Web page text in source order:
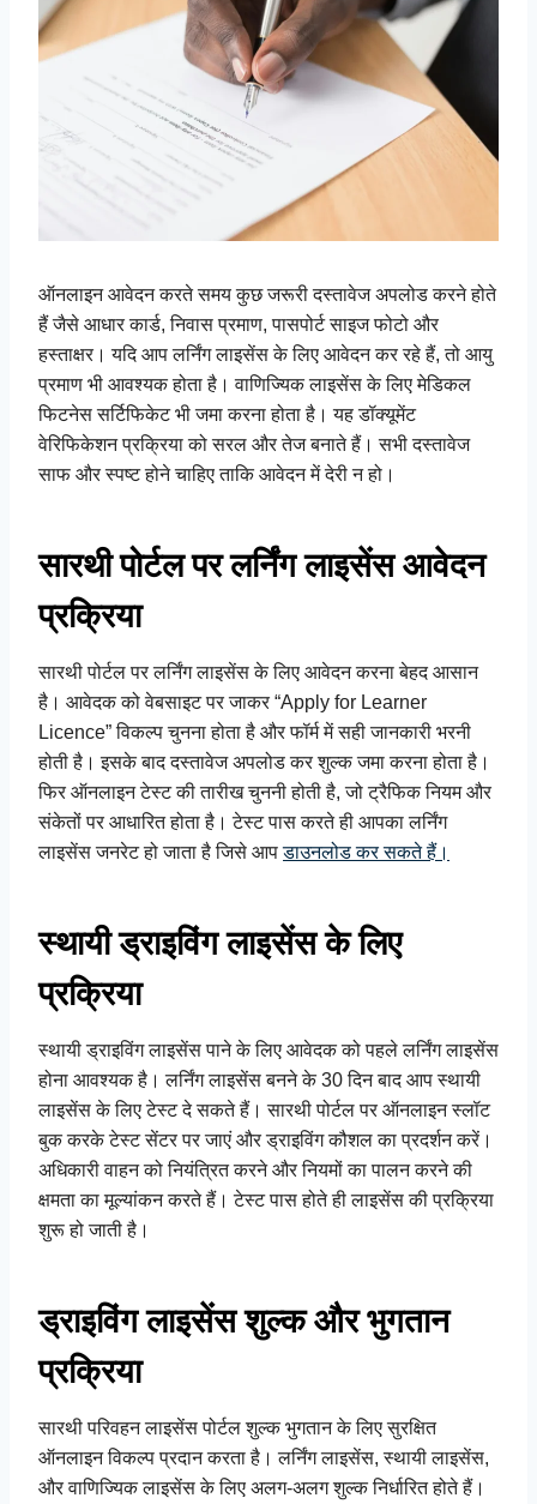
ऑनलाइन आवेदन करते समय कुछ जरूरी दस्तावेज अपलोड करने होते
हैं जैसे आधार कार्ड, निवास प्रमाण, पासपोर्ट साइज फोटो और
हस्ताक्षर। यदि आप लर्निंग लाइसेंस के लिए आवेदन कर रहे हैं, तो आयु
प्रमाण भी आवश्यक होता है। वाणिज्यिक लाइसेंस के लिए मेडिकल
फिटनेस सर्टिफिकेट भी जमा करना होता है। यह डॉक्यूमेंट
वेरिफिकेशन प्रक्रिया को सरल और तेज बनाते हैं। सभी दस्तावेज
साफ और स्पष्ट होने चाहिए ताकि आवेदन में देरी न हो।
सारथी पोर्टल पर लर्निंग लाइसेंस आवेदन
प्रक्रिया
सारथी पोर्टल पर लर्निंग लाइसेंस के लिए आवेदन करना बेहद आसान
है। आवेदक को वेबसाइट पर जाकर “Apply for Learner
Licence” विकल्प चुनना होता है और फॉर्म में सही जानकारी भरनी
होती है। इसके बाद दस्तावेज अपलोड कर शुल्क जमा करना होता है।
फिर ऑनलाइन टेस्ट की तारीख चुननी होती है, जो ट्रैफिक नियम और
संकेतों पर आधारित होता है। टेस्ट पास करते ही आपका लर्निंग
लाइसेंस जनरेट हो जाता है जिसे आपडाउनलोड कर सकते हैं।
स्थायी ड्राइविंग लाइसेंस के लिए
प्रक्रिया
स्थायी ड्राइविंग लाइसेंस पाने के लिए आवेदक को पहले लर्निंग लाइसेंस
होना आवश्यक है। लर्निंग लाइसेंस बनने के 30 दिन बाद आप स्थायी
लाइसेंस के लिए टेस्ट दे सकते हैं। सारथी पोर्टल पर ऑनलाइन स्लॉट
बुक करके टेस्ट सेंटर पर जाएं और ड्राइविंग कौशल का प्रदर्शन करें।
अधिकारी वाहन को नियंत्रित करने और नियमों का पालन करने की
क्षमता का मूल्यांकन करते हैं। टेस्ट पास होते ही लाइसेंस की प्रक्रिया
शुरू हो जाती है।
ड्राइविंग लाइसेंस शुल्क और भुगतान
प्रक्रिया
सारथी परिवहन लाइसेंस पोर्टल शुल्क भुगतान के लिए सुरक्षित
ऑनलाइन विकल्प प्रदान करता है। लर्निंग लाइसेंस, स्थायी लाइसेंस,
और वाणिज्यिक लाइसेंस के लिए अलग-अलग शुल्क निर्धारित होते हैं।